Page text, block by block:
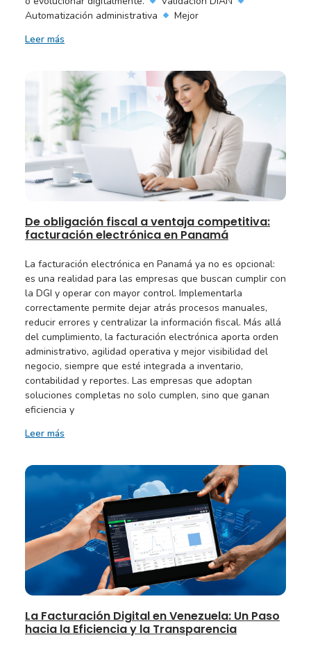
Automatización administrativa
Mejor
Leer más
De obligación fiscal a ventaja competitiva:
facturación electrónica en Panamá
La facturación electrónica en Panamá ya no es opcional:
es una realidad para las empresas que buscan cumplir con
la DGI y operar con mayor control. Implementarla
correctamente permite dejar atrás procesos manuales,
reducir errores y centralizar la información fiscal. Más allá
del cumplimiento, la facturación electrónica aporta orden
administrativo, agilidad operativa y mejor visibilidad del
negocio, siempre que esté integrada a inventario,
contabilidad y reportes. Las empresas que adoptan
soluciones completas no solo cumplen, sino que ganan
eficiencia y
Leer más
La Facturación Digital en Venezuela: Un Paso
hacia la Eficiencia y la Transparencia